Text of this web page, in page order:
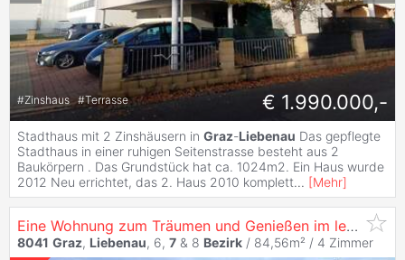
#Zinshaus #Terrasse € 1.990.000,-
Stadthaus mit 2 Zinshäusern in Graz-Liebenau Das gepflegte
Stadthaus in einer ruhigen Seitenstrasse besteht aus 2
Baukörpern . Das Grundstück hat ca. 1024m2. Ein Haus wurde
2012 Neu errichtet, das 2. Haus 2010 komplett... [Mehr]
Eine Wohnung zum Träumen und Genießen im letzten Stockwerk - garantierte Projektübergabe SOMMER 2027 & PROVISIONSFREI!
8041 Graz, Liebenau, 6, 7 & 8 Bezirk / 84,56m² / 4 Zimmer